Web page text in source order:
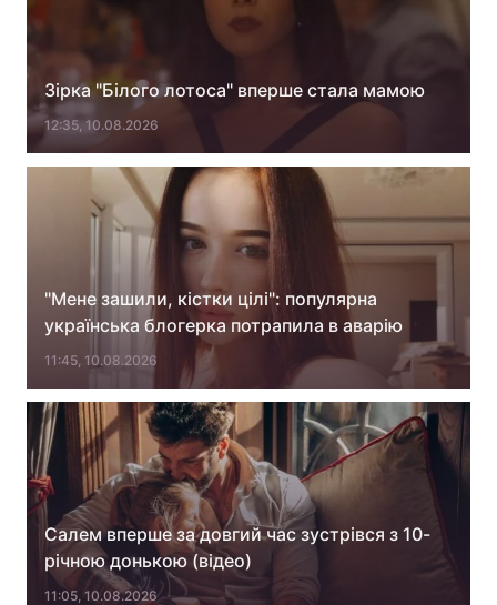
Війна
Україна Політика
Економіка Світ
Спорт Наука
Техно і зв'язок
Зірка "Білого лотоса" вперше стала мамою
12:35, 10.08.2026
"Мене зашили, кістки цілі": популярна
українська блогерка потрапила в аварію
11:45, 10.08.2026
Салем вперше за довгий час зустрівся з 10-
річною донькою (відео)
11:05, 10.08.2026